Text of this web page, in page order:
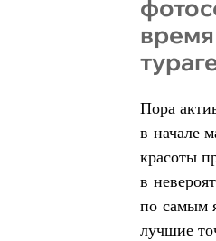
Пора
в начале
красоты
в
по самым
лучшие